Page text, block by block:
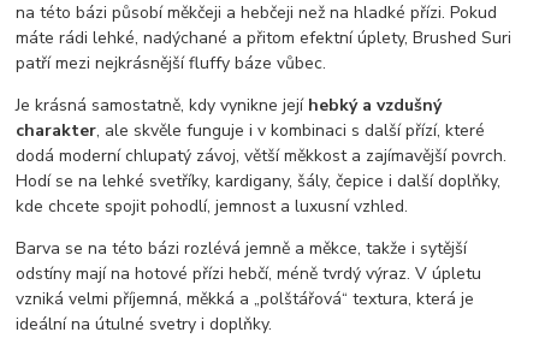
na této bázi působí měkčeji a hebčeji než na hladké přízi. Pokud
máte rádi lehké, nadýchané a přitom efektní úplety, Brushed Suri
patří mezi nejkrásnější fluffy báze vůbec.
Je krásná samostatně, kdy vynikne její hebký a vzdušný
charakter, ale skvěle funguje i v kombinaci s další přízí, které
dodá moderní chlupatý závoj, větší měkkost a zajímavější povrch.
Hodí se na lehké svetříky, kardigany, šály, čepice i další doplňky,
kde chcete spojit pohodlí, jemnost a luxusní vzhled.
Barva se na této bázi rozlévá jemně a měkce, takže i sytější
odstíny mají na hotové přízi hebčí, méně tvrdý výraz. V úpletu
vzniká velmi příjemná, měkká a „polštářová“ textura, která je
ideální na útulné svetry i doplňky.